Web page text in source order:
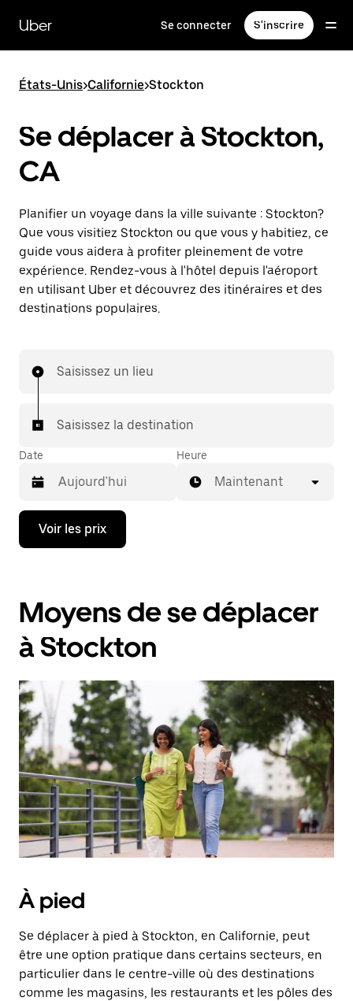
contenu
principal
Uber Se connecter S'inscrire
États-Unis>Californie>Stockton
Se déplacer à Stockton,
CA
Planifier un voyage dans la ville suivante : Stockton?
Que vous visitiez Stockton ou que vous y habitiez, ce
guide vous aidera à profiter pleinement de votre
expérience. Rendez-vous à l'hôtel depuis l'aéroport
en utilisant Uber et découvrez des itinéraires et des
destinations populaires.
Saisissez un lieu
Saisissez la destination
Date
Appuyez
la
bas
pour
ouvrir
le
calendrier
sélectionner
une
date.
Appuyez
sur
la
touche
Échap
pour
fermer
le
calendrier.
Heure
Maintenant
Voir les prix
Moyens de se déplacer
à Stockton
À pied
Se déplacer à pied à Stockton, en Californie, peut
être une option pratique dans certains secteurs, en
particulier dans le centre-ville où des destinations
comme les magasins, les restaurants et les pôles des